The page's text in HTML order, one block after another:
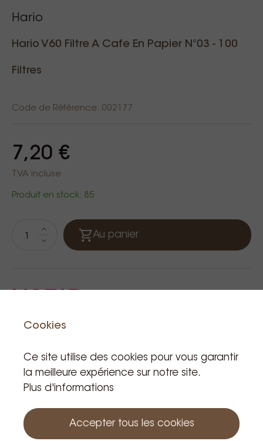
Hario
Hario V60 Filtre A Cafe En Papier N°03 - 100
Filtres
Code de Référence: 002177
7,20 €
TVA incluse
Produit en stock: 85
Au panier
Produits apparentés
Cookies
Ce site utilise des cookies pour vous garantir
la meilleure expérience sur notre site.
Plus d'informations
Accepter tous les cookies